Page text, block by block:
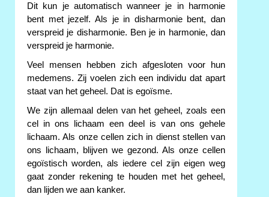
Dit kun je automatisch wanneer je in harmonie
bent met jezelf. Als je in disharmonie bent, dan
verspreid je disharmonie. Ben je in harmonie, dan
verspreid je harmonie.
Veel mensen hebben zich afgesloten voor hun
medemens. Zij voelen zich een individu dat apart
staat van het geheel. Dat is egoïsme.
We zijn allemaal delen van het geheel, zoals een
cel in ons lichaam een deel is van ons gehele
lichaam. Als onze cellen zich in dienst stellen van
ons lichaam, blijven we gezond. Als onze cellen
egoïstisch worden, als iedere cel zijn eigen weg
gaat zonder rekening te houden met het geheel,
dan lijden we aan kanker.